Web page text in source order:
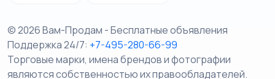
© 2026 Вам-Продам - Бесплатные объявления
Поддержка 24/7: +7-495-280-66-99
Торговые марки, имена брендов и фотографии
являются собственностью их правообладателей.